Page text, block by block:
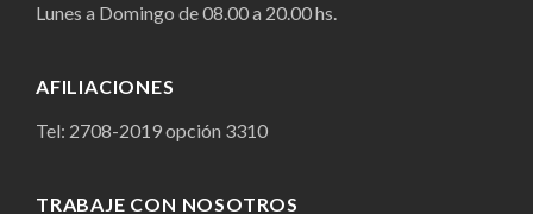
Lunes a Domingo de 08.00 a 20.00 hs.
AFILIACIONES
Tel: 2708-2019opción 3310
TRABAJE CON NOSOTROS